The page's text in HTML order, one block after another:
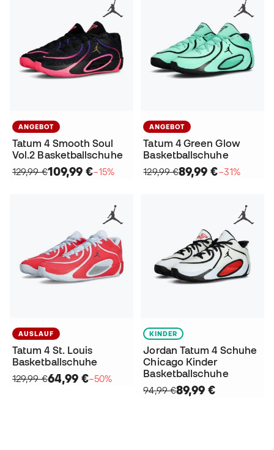
ANGEBOT
Tatum 4 Smooth Soul
Vol.2 Basketballschuhe
129,99 €109,99 €−15%
ANGEBOT
Tatum 4 Green Glow
Basketballschuhe
129,99 €89,99 €−31%
AUSLAUF
Tatum 4 St. Louis
Basketballschuhe
129,99 €64,99 €−50%
KINDER
Jordan Tatum 4 Schuhe
Chicago Kinder
Basketballschuhe
94,99 €89,99 €